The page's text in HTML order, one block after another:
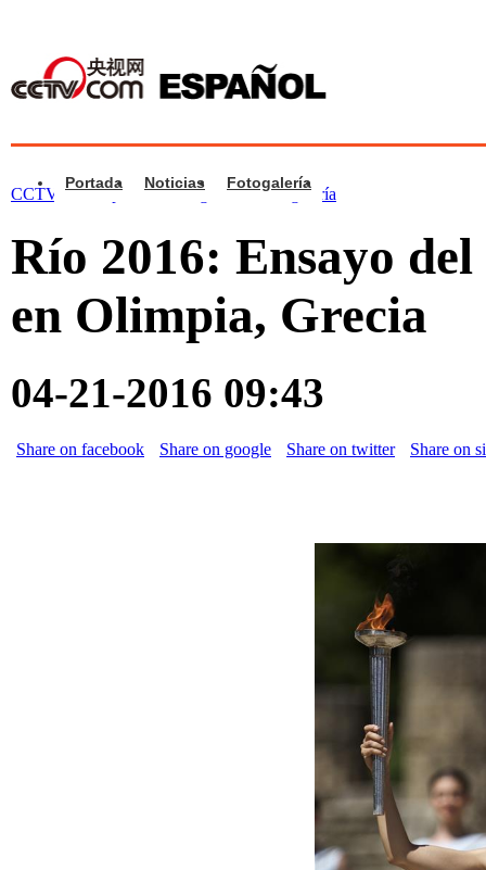
Portada Noticias Fotogalería
CCTV.com Español > Fotogalería>Fotogalería
Río 2016: Ensayo
en Olimpia, Grecia
04-21-2016 09:43
Share on facebook Share on google Share on twitter Share on